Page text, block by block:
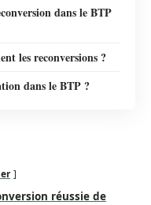
dans le BTP
les reconversions ?
dans le BTP ?
réussie de